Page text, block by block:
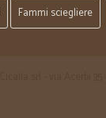
Fammi sciegliere